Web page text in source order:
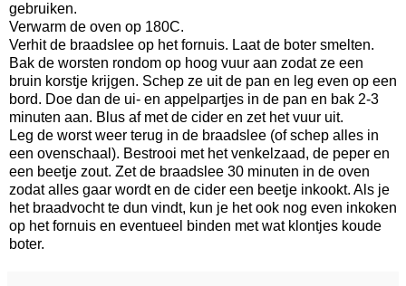
gebruiken.
Verwarm de oven op 180C.
Verhit de braadslee op het fornuis. Laat de boter smelten.
Bak de worsten rondom op hoog vuur aan zodat ze een
bruin korstje krijgen. Schep ze uit de pan en leg even op een
bord. Doe dan de ui- en appelpartjes in de pan en bak 2-3
minuten aan. Blus af met de cider en zet het vuur uit.
Leg de worst weer terug in de braadslee (of schep alles in
een ovenschaal). Bestrooi met het venkelzaad, de peper en
een beetje zout. Zet de braadslee 30 minuten in de oven
zodat alles gaar wordt en de cider een beetje inkookt. Als je
het braadvocht te dun vindt, kun je het ook nog even inkoken
op het fornuis en eventueel binden met wat klontjes koude
boter.